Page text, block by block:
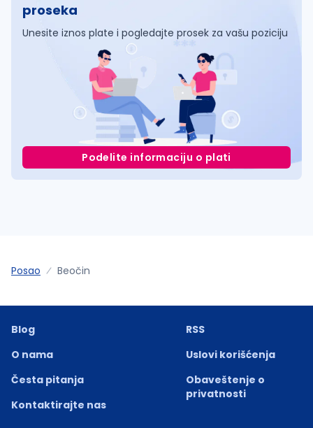
proseka
Unesite iznos plate i pogledajte prosek za vašu poziciju
Podelite informaciju o plati
Posao Beočin
Blog
O nama
Česta pitanja
Kontaktirajte nas
RSS
Uslovi korišćenja
Obaveštenje o
privatnosti